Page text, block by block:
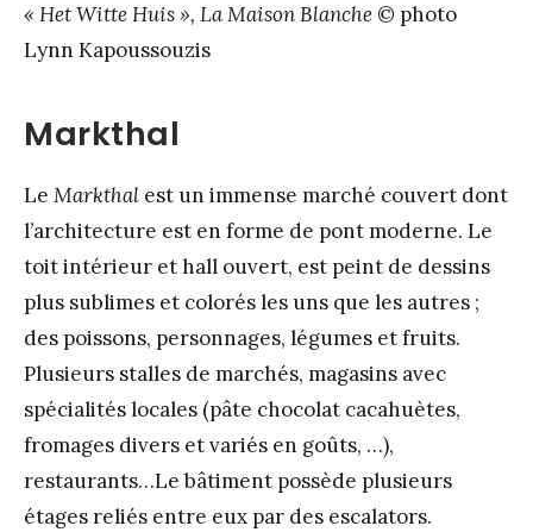
« Het Witte Huis », La Maison Blanche © photo
Lynn Kapoussouzis
Markthal
Le Markthal est un immense marché couvert dont
l’architecture est en forme de pont moderne. Le
toit intérieur et hall ouvert, est peint de dessins
plus sublimes et colorés les uns que les autres ;
des poissons, personnages, légumes et fruits.
Plusieurs stalles de marchés, magasins avec
spécialités locales (pâte chocolat cacahuètes,
fromages divers et variés en goûts, …),
restaurants…Le bâtiment possède plusieurs
étages reliés entre eux par des escalators.